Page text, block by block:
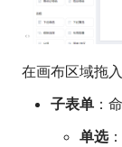
在画布区域拖
子表单 ：
单选